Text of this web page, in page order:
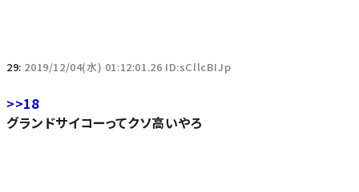
29: 2019/12/04(水) 01:12:01.26 ID:sCllcBIJp
>>18
グランドサイコーってクソ高いやろ